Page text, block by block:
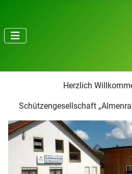
Herzlich
Schützengesellschaft